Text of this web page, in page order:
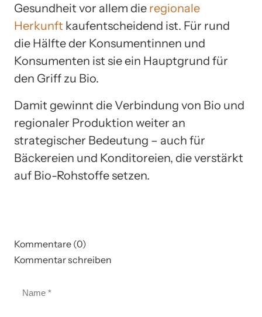
Gesundheit vor allem die regionale
Herkunft kaufentscheidend ist. Für rund
die Hälfte der Konsumentinnen und
Konsumenten ist sie ein Hauptgrund für
den Griff zu Bio.
Damit gewinnt die Verbindung von Bio und
regionaler Produktion weiter an
strategischer Bedeutung – auch für
Bäckereien und Konditoreien, die verstärkt
auf Bio-Rohstoffe setzen.
Kommentare (0)
Kommentar schreiben